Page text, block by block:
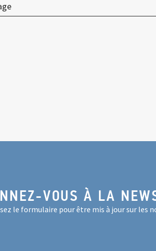
VOUS À LA
le formulaire pour être mis à jour sur les